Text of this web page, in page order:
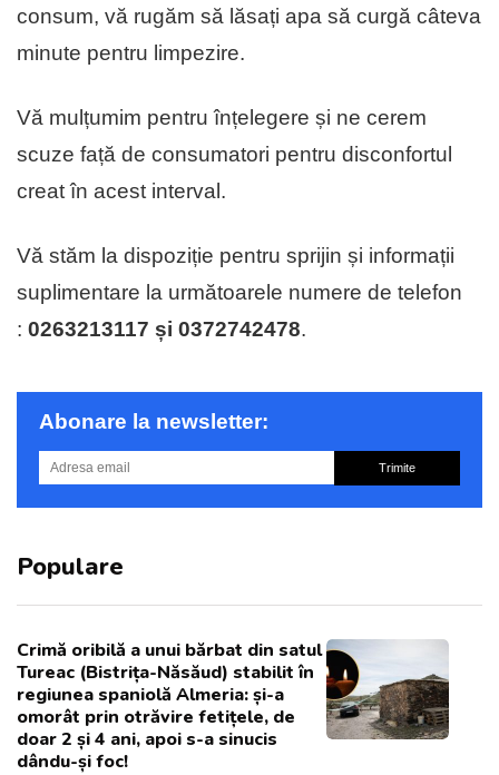
consum, vă rugăm să lăsați apa să curgă câteva
minute pentru limpezire.
Vă mulțumim pentru înțelegere și ne cerem
scuze față de consumatori pentru disconfortul
creat în acest interval.
Vă stăm la dispoziție pentru sprijin și informații
suplimentare la următoarele numere de telefon
: 0263213117 și 0372742478.
Abonare la newsletter:
Trimite
Populare
Crimă oribilă a unui bărbat din satul
Tureac (Bistrița-Năsăud) stabilit în
regiunea spaniolă Almeria: și-a
omorât prin otrăvire fetițele, de
doar 2 și 4 ani, apoi s-a sinucis
dându-și foc!